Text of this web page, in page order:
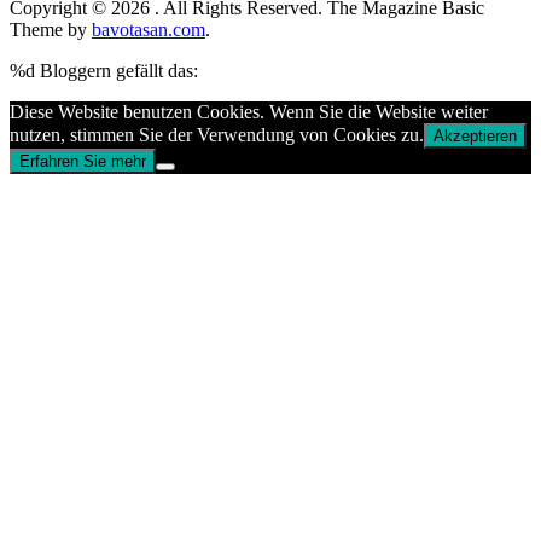
Copyright © 2026 . All Rights Reserved. The Magazine Basic
Theme by bavotasan.com.
%d Bloggern gefällt das:
Diese Website benutzen Cookies. Wenn Sie die Website weiter
nutzen, stimmen Sie der Verwendung von Cookies zu. Akzeptieren
Erfahren Sie mehr